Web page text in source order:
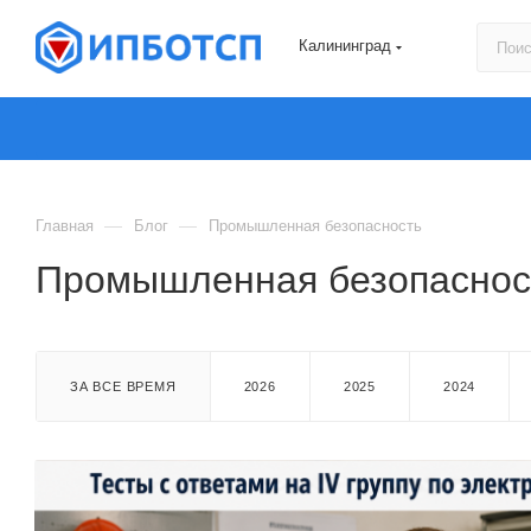
Калининград
Главная — Блог — Промышленная безопасность
Промышленная
ЗА ВСЕ ВРЕМЯ 2026 2025 2024